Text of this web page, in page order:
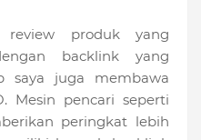
produk yang
backlink yang
saya juga membawa
Mesin pencari seperti
peringkat lebih